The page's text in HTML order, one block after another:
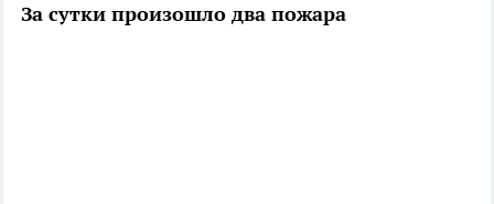
За сутки произошло два пожара